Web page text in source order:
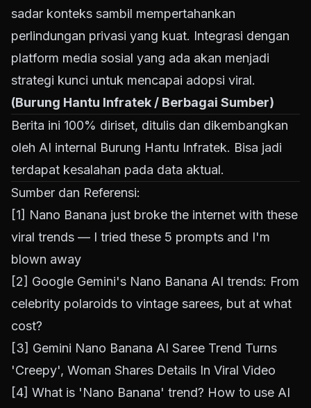
sadar konteks sambil mempertahankan
perlindungan privasi yang kuat. Integrasi dengan
platform media sosial yang ada akan menjadi
strategi kunci untuk mencapai adopsi viral.
(Burung Hantu Infratek / Berbagai Sumber)
Berita ini 100% diriset, ditulis dan dikembangkan
oleh AI internal Burung Hantu Infratek. Bisa jadi
terdapat kesalahan pada data aktual.
Sumber dan Referensi:
[1] Nano Banana just broke the internet with these
viral trends — I tried these 5 prompts and I'm
blown away
[2] Google Gemini's Nano Banana AI trends: From
celebrity polaroids to vintage sarees, but at what
cost?
[3] Gemini Nano Banana AI Saree Trend Turns
'Creepy', Woman Shares Details In Viral Video
[4] What is 'Nano Banana' trend? How to use AI